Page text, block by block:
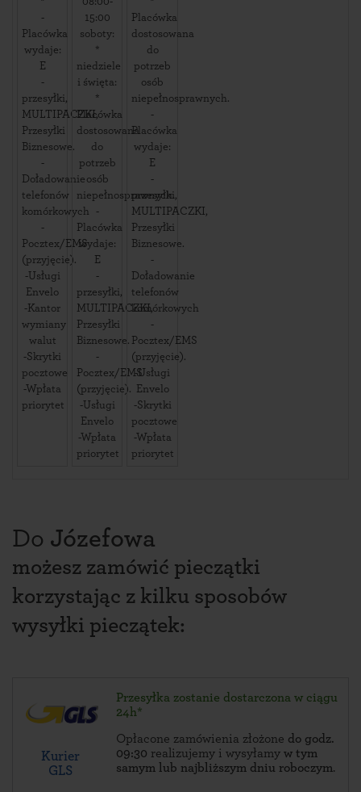
-
Placówka
wydaje:
E
-
przesyłki,
MULTIPACZKI,
Przesyłki
Biznesowe.
-
Doładowanie
telefonów
komórkowych
-
Pocztex/EMS
(przyjęcie).
-Usługi
Envelo
-Kantor
wymiany
walut
-Skrytki
pocztowe
-Wpłata
priorytet
15:00
soboty:
*
niedziele
i święta:
*
Placówka
dostosowana
do
potrzeb
osób
niepełnosprawnych.
-
Placówka
wydaje:
E
-
przesyłki,
MULTIPACZKI,
Przesyłki
Biznesowe.
-
Pocztex/EMS
(przyjęcie).
-Usługi
Envelo
-Wpłata
priorytet
Placówka
dostosowana
do
potrzeb
osób
niepełnosprawnych.
-
Placówka
wydaje:
E
-
przesyłki,
MULTIPACZKI,
Przesyłki
Biznesowe.
-
Doładowanie
telefonów
komórkowych
-
Pocztex/EMS
(przyjęcie).
-Usługi
Envelo
-Skrytki
pocztowe
-Wpłata
priorytet
Do Józefowa
możesz zamówić pieczątki
korzystając z kilku sposobów
wysyłki pieczątek:
Kurier
GLS
Przesyłka zostanie dostarczona w ciągu
24h*
Opłacone zamówienia złożone do godz.
09:30 realizujemy i wysyłamy w tym
samym lub najbliższym dniu roboczym.